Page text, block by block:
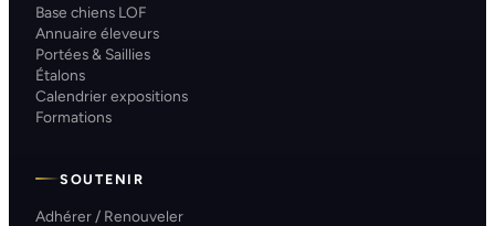
Base chiens LOF
Annuaire éleveurs
Portées & Saillies
Étalons
Calendrier expositions
Formations
SOUTENIR
Adhérer / Renouveler